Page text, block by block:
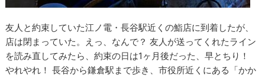
友人と約束していた江ノ電・長谷駅近くの鮨店に到着したが、
店は閉まっていた。えっ、なんで？ 友人が送ってくれたライン
を読み直してみたら、約束の日は1ヶ月後だった、早とちり！
やれやれ！ 長谷から鎌倉駅まで歩き、市役所近くにある「かか